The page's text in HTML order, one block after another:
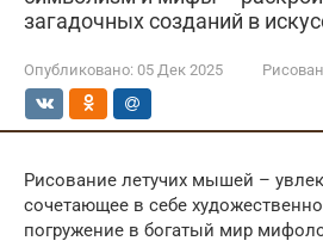
загадочных созданий в
Опубликовано: 05 Дек 2025
Рисование летучих мышей –
сочетающее в себе
погружение в богатый мир